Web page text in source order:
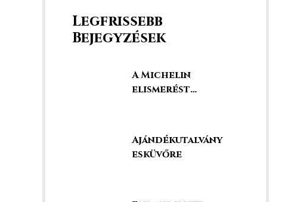
Legfrissebb
Bejegyzések
A Michelin
elismerést
legjobbak között!
Ajándékutalvány
esküvőre